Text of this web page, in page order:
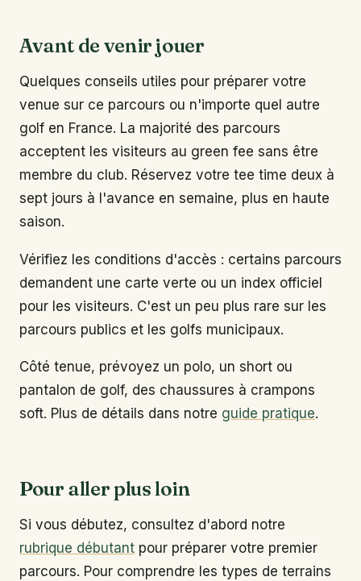
Avant de venir jouer
Quelques conseils utiles pour préparer votre
venue sur ce parcours ou n'importe quel autre
golf en France. La majorité des parcours
acceptent les visiteurs au green fee sans être
membre du club. Réservez votre tee time deux à
sept jours à l'avance en semaine, plus en haute
saison.
Vérifiez les conditions d'accès : certains parcours
demandent une carte verte ou un index officiel
pour les visiteurs. C'est un peu plus rare sur les
parcours publics et les golfs municipaux.
Côté tenue, prévoyez un polo, un short ou
pantalon de golf, des chaussures à crampons
soft. Plus de détails dans notre guide pratique.
Pour aller plus loin
Si vous débutez, consultez d'abord notre
rubrique débutant pour préparer votre premier
parcours. Pour comprendre les types de terrains